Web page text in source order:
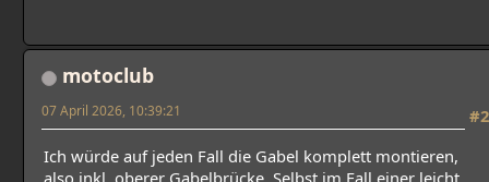
motoclub
#2
07 April 2026, 10:39:21
Ich würde auf jeden Fall die Gabel komplett montieren,